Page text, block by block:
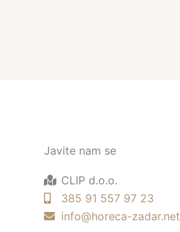
Javite nam se
CLIP d.o.o.
385 91 557 97 23
info@horeca-zadar.net